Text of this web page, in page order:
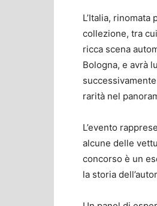
L’Italia,
collezione, tra
ricca scena
Bologna, e avrà
rarità nel
L’evento
alcune delle
concorso è un
la storia